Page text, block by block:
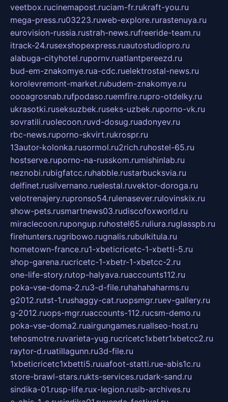
veetbox.rucinemapost.ruciam-fr.rukraft-you.ru
mega-press.ru03223.ruweb-explore.rurastenuya.ru
eurovision-russia.rustrah-news.rufreeride-team.ru
itrack-24.rusexshopexpress.ruautostudiopro.ru
alabuga-cityhotel.rupornv.ruatlantpereezd.ru
bud-em-znakomye.rua-cdc.ruelektrostal-news.ru
korolevremont-market.rubudem-znakomye.ru
oooagrosnab.rufpodaso.ruemfire.rupro-otdelky.ru
ukrasotki.ruseksuzbek.ruseks-uzbek.ruporno-vk.ru
sovratili.ruolecoon.ruvd-dosug.ruadonyev.ru
rbc-news.ruporno-skvirt.rukrospr.ru
13autor-kolonka.rusormol.ru2rich.ruhostel-65.ru
hostserve.ruporno-na-russkom.rumishinlab.ru
neznobi.rubigfatcc.ruhabble.rustarbucksvia.ru
delfinet.rusilvernano.ruelestal.ruvektor-doroga.ru
velotrenajery.rupronso54.rulenasever.rulovinskix.ru
show-pets.rusmartnews03.rudiscofoxworld.ru
miraclecoon.rupongup.ruhostel65.ruliura.ruglasspb.ru
firehunters.rugribowo.rugnalis.rubulkitula.ru
hometown-france.ru1-xbeticricetc-1-xbetti-5.ru
shop-garena.rucricetc-1-xbetr-1-xbetcc-2.ru
one-life-story.rutop-halyava.ruaccounts112.ru
poka-vse-doma-2.ru3-d-file.ruhahahaharms.ru
g2012.rutst-1.rushaggy-cat.ruopsmgr.ruev-gallery.ru
g-2012.ruops-mgr.ruaccounts-112.rucsm-demo.ru
poka-vse-doma2.ruairgungames.ruallseo-host.ru
tehosmotre.ruvarieta-yug.rucricetc1xbetr1xbetcc2.ru
raytor-d.ruatillagunn.ru3d-file.ru
1xbeticricetc1xbetti5.ruuafoot-statti.rue-abis1c.ru
store-brawl-stars.rukts-services.rudark-sand.ru
sindika-01.rusp-life.rux-legion.rusib-archives.ru